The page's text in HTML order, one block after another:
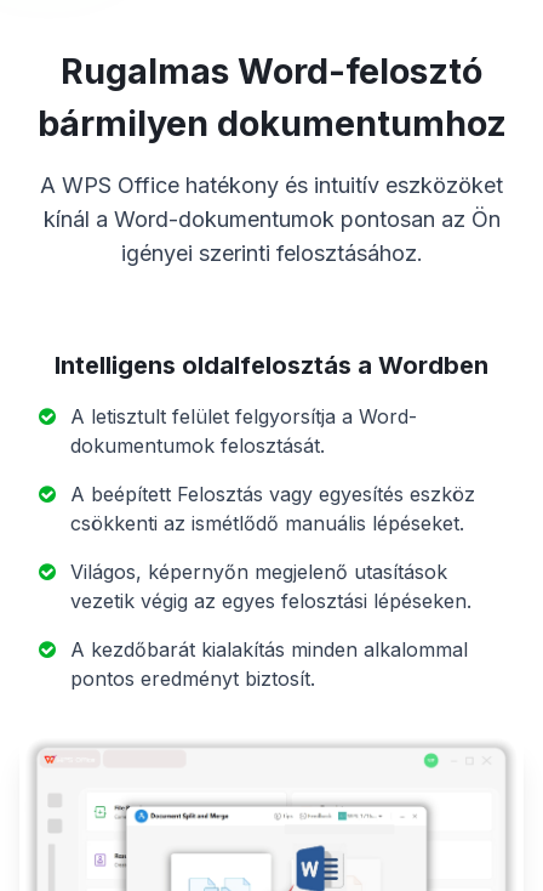
Rugalmas Word-felosztó
bármilyen dokumentumhoz
A WPS Office hatékony és intuitív eszközöket
kínál a Word-dokumentumok pontosan az Ön
igényei szerinti felosztásához.
Intelligens oldalfelosztás a Wordben
A letisztult felület felgyorsítja a Word-
dokumentumok felosztását.
A beépített Felosztás vagy egyesítés eszköz
csökkenti az ismétlődő manuális lépéseket.
Világos, képernyőn megjelenő utasítások
vezetik végig az egyes felosztási lépéseken.
A kezdőbarát kialakítás minden alkalommal
pontos eredményt biztosít.